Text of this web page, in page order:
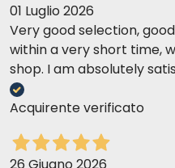
01 Luglio 2026
Very good selection,
within a very short time,
shop. I am absolutely
Acquirente verificato